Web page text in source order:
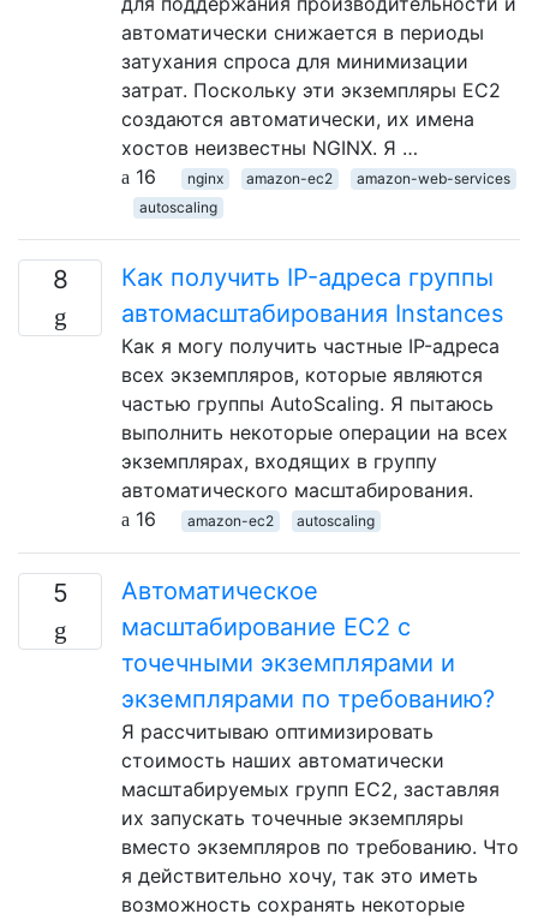
автоматически снижается в периоды
затухания спроса для минимизации
затрат. Поскольку эти экземпляры EC2
создаются автоматически, их имена
хостов неизвестны NGINX. Я …
16
nginx amazon-ec2
amazon-web-services
autoscaling
8
Как получить IP-адреса группы
автомасштабирования Instances
Как я могу получить частные IP-адреса
всех экземпляров, которые являются
частью группы AutoScaling. Я пытаюсь
выполнить некоторые операции на всех
экземплярах, входящих в группу
автоматического масштабирования.
16
amazon-ec2 autoscaling
5
Автоматическое
масштабирование EC2 с
точечными экземплярами и
экземплярами по требованию?
Я рассчитываю оптимизировать
стоимость наших автоматически
масштабируемых групп EC2, заставляя
их запускать точечные экземпляры
вместо экземпляров по требованию. Что
я действительно хочу, так это иметь
возможность сохранять некоторые